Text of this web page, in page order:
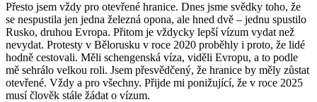
Přesto jsem vždy pro otevřené hranice. Dnes jsme svědky toho, že
se nespustila jen jedna železná opona, ale hned dvě – jednu spustilo
Rusko, druhou Evropa. Přitom je vždycky lepší vízum vydat než
nevydat. Protesty v Bělorusku v roce 2020 proběhly i proto, že lidé
hodně cestovali. Měli schengenská víza, viděli Evropu, a to podle
mě sehrálo velkou roli. Jsem přesvědčený, že hranice by měly zůstat
otevřené. Vždy a pro všechny. Přijde mi ponižující, že v roce 2025
musí člověk stále žádat o vízum.